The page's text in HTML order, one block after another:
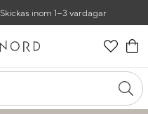
Skickas inom 1–3 vardagar